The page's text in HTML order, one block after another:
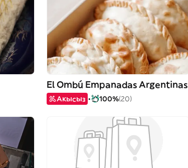
El Ombú Empanadas Argentinas
Акысыз 100%(20)